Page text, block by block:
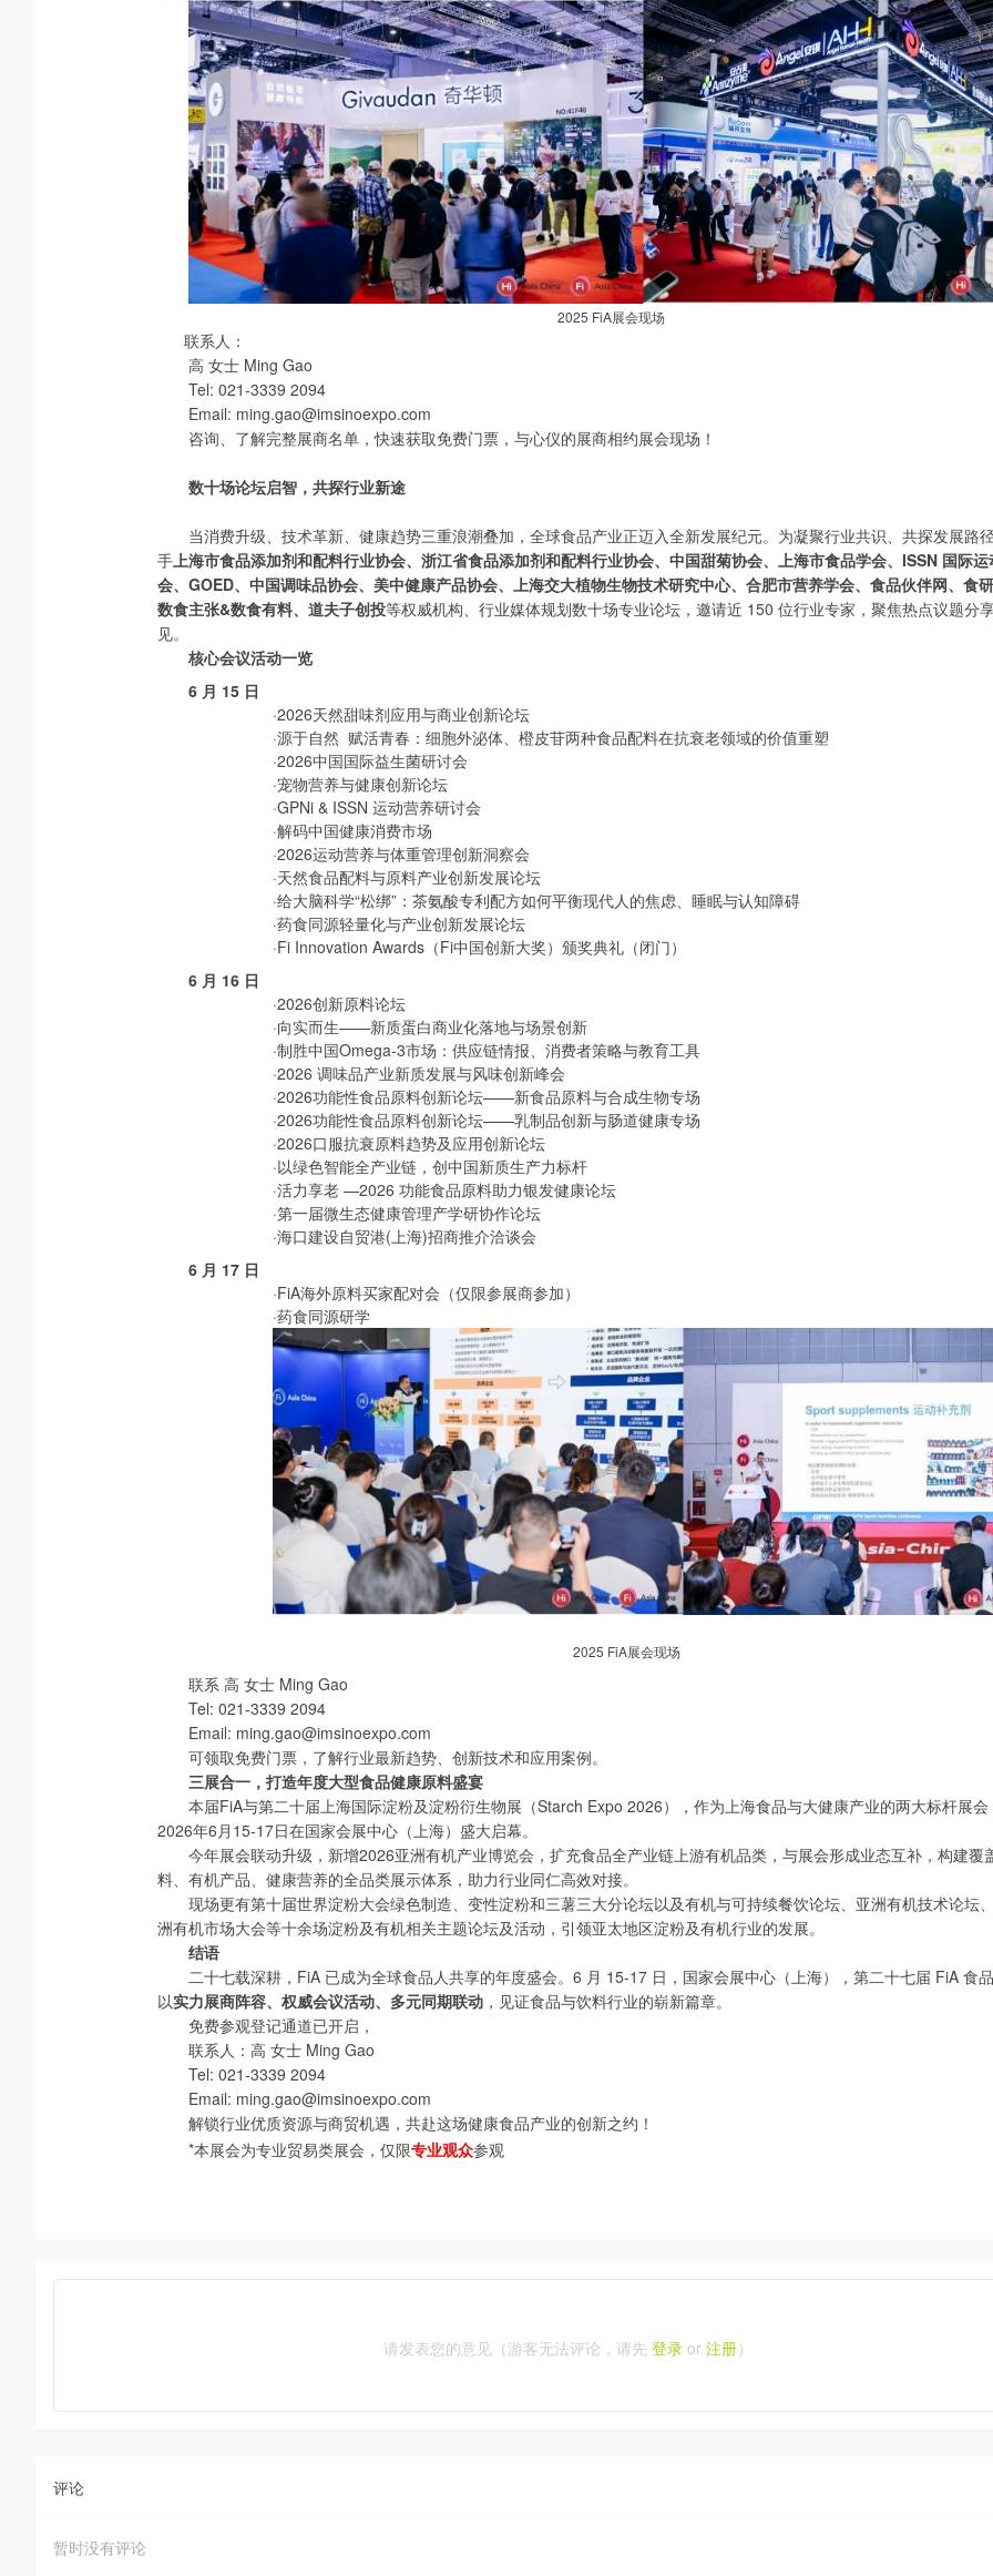
2025 FiA展会现场
联系人：
高 女士 Ming Gao
Tel: 021-3339 2094
Email: ming.gao@imsinoexpo.com
咨询、了解完整展商名单，快速获取免费门票，与心仪的展商相约展会现场！
数十场论坛启智，共探行业新途
当消费升级、技术革新、健康趋势三重浪潮叠加，全球食品产业正迈入全新发展纪元。为凝聚行业共识、共探发展路
手上海市食品添加剂和配料行业协会、浙江省食品添加剂和配料行业协会、中国甜菊协会、上海市食品学会、ISSN 国际
会、GOED、中国调味品协会、美中健康产品协会、上海交大植物生物技术研究中心、合肥市营养学会、食品伙伴网、食
数食主张&数食有料、道夫子创投等权威机构、行业媒体规划数十场专业论坛，邀请近 150 位行业专家，聚焦热点议题分
见。
核心会议活动一览
6 月 15 日
·2026天然甜味剂应用与商业创新论坛
·源于自然 赋活青春：细胞外泌体、橙皮苷两种食品配料在抗衰老领域的价值重塑
·2026中国国际益生菌研讨会
·宠物营养与健康创新论坛
·GPNi & ISSN 运动营养研讨会
·解码中国健康消费市场
·2026运动营养与体重管理创新洞察会
·天然食品配料与原料产业创新发展论坛
·给大脑科学“松绑”：茶氨酸专利配方如何平衡现代人的焦虑、睡眠与认知障碍
·药食同源轻量化与产业创新发展论坛
·Fi Innovation Awards（Fi中国创新大奖）颁奖典礼（闭门）
6 月 16 日
·2026创新原料论坛
·向实而生——新质蛋白商业化落地与场景创新
·制胜中国Omega-3市场：供应链情报、消费者策略与教育工具
·2026 调味品产业新质发展与风味创新峰会
·2026功能性食品原料创新论坛——新食品原料与合成生物专场
·2026功能性食品原料创新论坛——乳制品创新与肠道健康专场
·2026口服抗衰原料趋势及应用创新论坛
·以绿色智能全产业链，创中国新质生产力标杆
·活力享老 —2026 功能食品原料助力银发健康论坛
·第一届微生态健康管理产学研协作论坛
·海口建设自贸港(上海)招商推介洽谈会
6 月 17 日
·FiA海外原料买家配对会（仅限参展商参加）
·药食同源研学
2025 FiA展会现场
联系 高 女士 Ming Gao
Tel: 021-3339 2094
Email: ming.gao@imsinoexpo.com
可领取免费门票，了解行业最新趋势、创新技术和应用案例。
三展合一，打造年度大型食品健康原料盛宴
本届FiA与第二十届上海国际淀粉及淀粉衍生物展（Starch Expo 2026），作为上海食品与大健康产业的两大标杆展会
2026年6月15-17日在国家会展中心（上海）盛大启幕。
今年展会联动升级，新增2026亚洲有机产业博览会，扩充食品全产业链上游有机品类，与展会形成业态互补，构建覆
料、有机产品、健康营养的全品类展示体系，助力行业同仁高效对接。
现场更有第十届世界淀粉大会绿色制造、变性淀粉和三薯三大分论坛以及有机与可持续餐饮论坛、亚洲有机技术论坛
洲有机市场大会等十余场淀粉及有机相关主题论坛及活动，引领亚太地区淀粉及有机行业的发展。
结语
二十七载深耕，FiA 已成为全球食品人共享的年度盛会。6 月 15-17 日，国家会展中心（上海），第二十七届 FiA 食
以实力展商阵容、权威会议活动、多元同期联动，见证食品与饮料行业的崭新篇章。
免费参观登记通道已开启，
联系人：高 女士 Ming Gao
Tel: 021-3339 2094
Email: ming.gao@imsinoexpo.com
解锁行业优质资源与商贸机遇，共赴这场健康食品产业的创新之约！
*本展会为专业贸易类展会，仅限专业观众参观
请发表您的意见（游客无法评论，请先 登录or 注册）
评论
暂时没有评论